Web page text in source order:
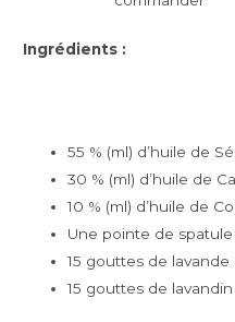
Ingrédients :
55 % (ml) d’huile de
30 % (ml) d’huile de
10 % (ml) d’huile de
Une pointe de spatule
15 gouttes de lavande
15 gouttes de